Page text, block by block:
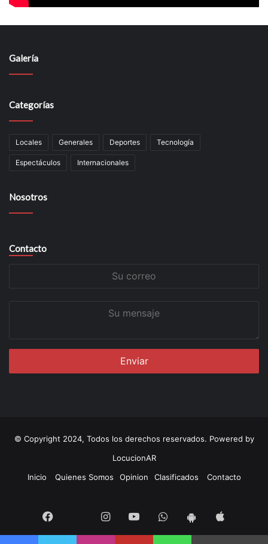
Galería
Categorías
Locales Generales Deportes Tecnología
Espectáculos Internacionales
Nosotros
Contacto
© Copyright 2024, Todos los derechos reservados. Powered by
LocucionAR
Inicio
Quienes Somos Opinion Clasificados Contacto
Facebook InstagramYoutubeWhatsapp